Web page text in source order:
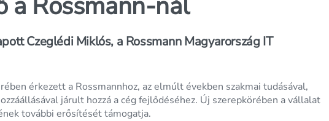
Czeglédi Miklós, a Rossmann Magyarország IT
érkezett a Rossmannhoz, az elmúlt években szakmai tudásával,
járult hozzá a cég fejlődéséhez. Új szerepkörében a vállalat
további erősítését támogatja.